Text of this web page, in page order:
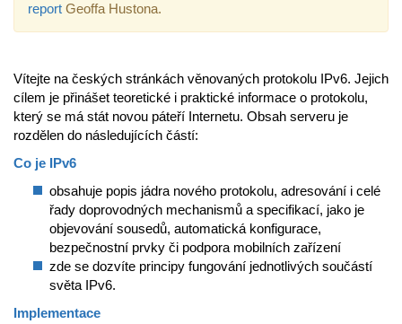
report Geoffa Hustona.
Vítejte na českých stránkách věnovaných protokolu IPv6. Jejich
cílem je přinášet teoretické i praktické informace o protokolu,
který se má stát novou páteří Internetu. Obsah serveru je
rozdělen do následujících částí:
Co je IPv6
obsahuje popis jádra nového protokolu, adresování i celé
řady doprovodných mechanismů a specifikací, jako je
objevování sousedů, automatická konfigurace,
bezpečnostní prvky či podpora mobilních zařízení
zde se dozvíte principy fungování jednotlivých součástí
světa IPv6.
Implementace